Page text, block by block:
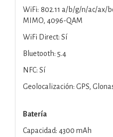
WiFi: 802.11 a/b/g/n/ac/ax/
MIMO, 4096-QAM
WiFi Direct: Sí
Bluetooth: 5.4
NFC: Sí
Geolocalización: GPS,
Batería
Capacidad: 4300 mAh